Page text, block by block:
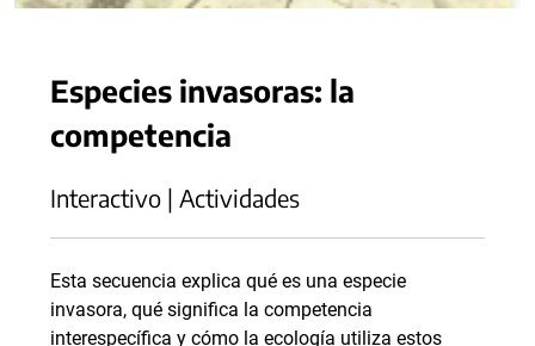
Especies invasoras: la
competencia
Interactivo | Actividades
Esta secuencia explica qué es una especie
invasora, qué significa la competencia
interespecífica y cómo la ecología utiliza estos